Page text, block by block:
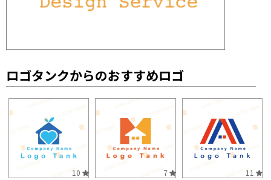
ロゴタンクからのおすすめロゴ
10 7 11